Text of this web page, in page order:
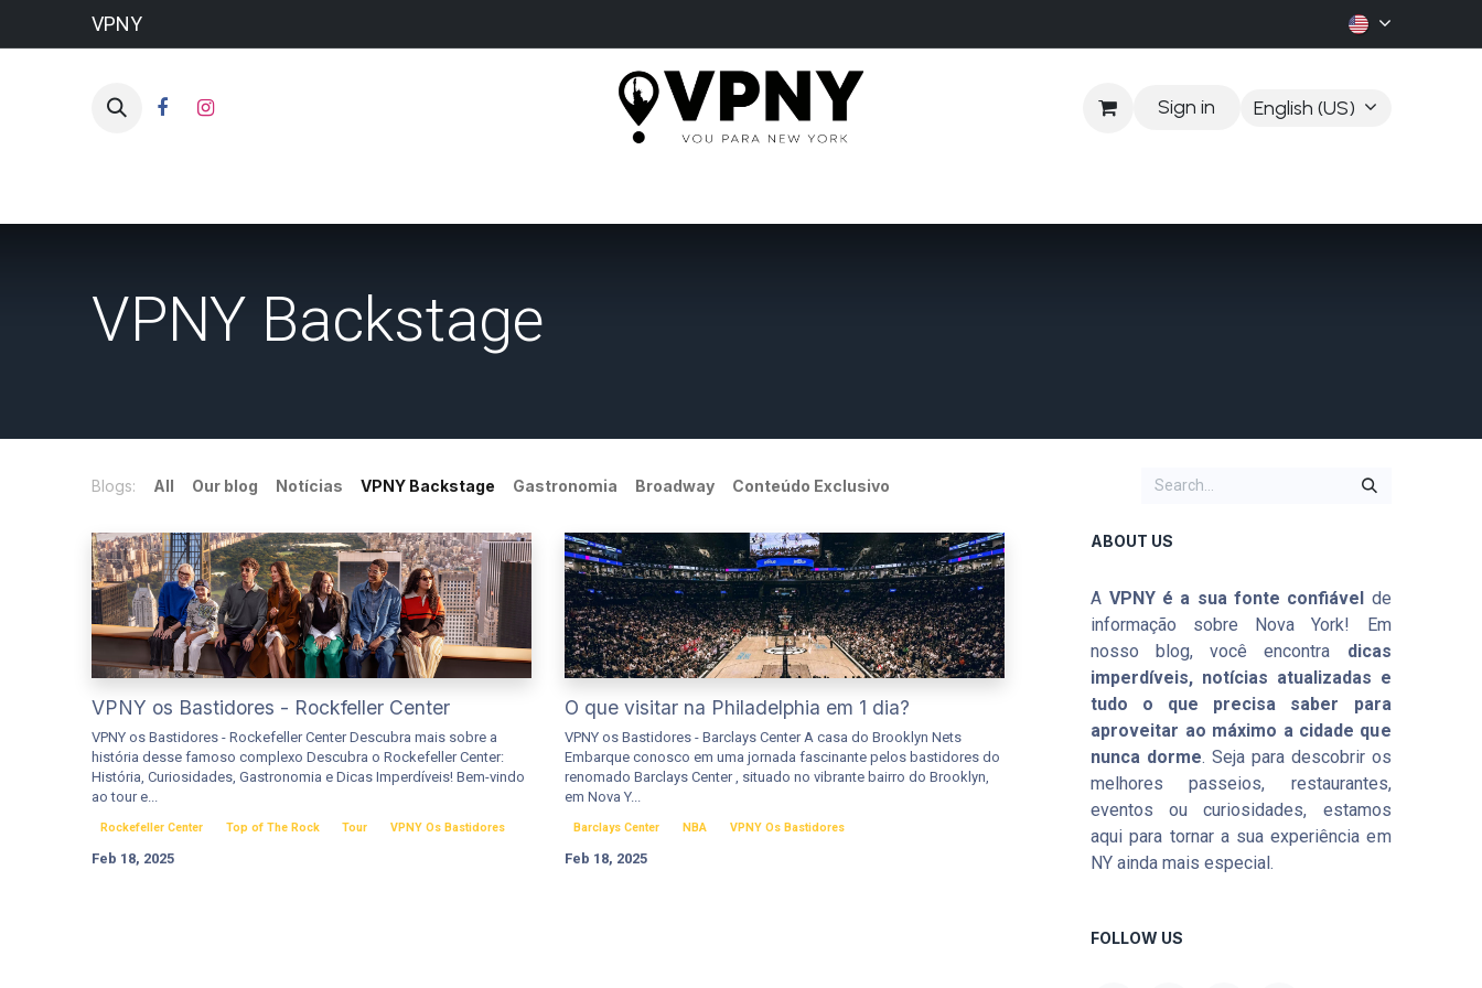
VPNY
Sign in English (US)
VPNY Backstage
Blogs: All Our blog Notícias VPNY Backstage Gastronomia Broadway Conteúdo Exclusivo
VPNY os Bastidores - Rockfeller Center
VPNY os Bastidores - Rockefeller Center Descubra mais sobre a
história desse famoso complexo Descubra o Rockefeller Center:
História, Curiosidades, Gastronomia e Dicas Imperdíveis! Bem-vindo
ao tour e...
Rockefeller Center Top of The Rock Tour VPNY Os Bastidores
Feb 18, 2025
O que visitar na Philadelphia em 1 dia?
VPNY os Bastidores - Barclays Center A casa do Brooklyn Nets
Embarque conosco em uma jornada fascinante pelos bastidores do
renomado Barclays Center , situado no vibrante bairro do Brooklyn,
em Nova Y...
Barclays Center NBA VPNY Os Bastidores
Feb 18, 2025
ABOUT US
A VPNY é a sua fonte confiável de
informação sobre Nova York! Em
nosso blog, você encontra dicas
imperdíveis, notícias atualizadas e
tudo o que precisa saber para
aproveitar ao máximo a cidade que
nunca dorme. Seja para descobrir os
melhores passeios, restaurantes,
eventos ou curiosidades, estamos
aqui para tornar a sua experiência em
NY ainda mais especial.
FOLLOW US